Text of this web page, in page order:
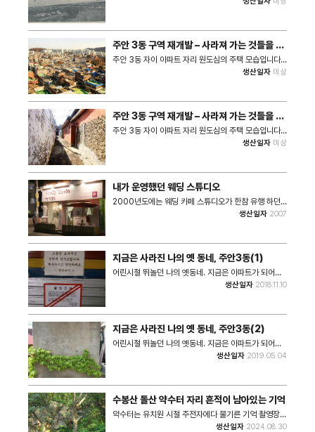
었으며, 1919년에 본 기록 속 모습과 유사한 형태의 대
규모 염전지역이 완성되었다.
주안 3동 구역 재개발 – 사라져 가는 것들을 기
록하다(4)
주안 3동 자이 아파트 자리 원도심의 주택 모습입니다.
촬영장소: 주안 3동 일대 촬영일자: 2017년부터 현재
사진입니다.
생산일자 미상
주안 3동 구역 재개발 – 사라져 가는 것들을 기
록하다(3)
주안 3동 자이 아파트 자리 원도심의 주택 모습입니다.
촬영장소: 주안 3동 일대 촬영일자: 2017년부터 현재
사진입니다.
생산일자 미상
내가 운영했던 웨딩 스튜디오
2000년도에는 웨딩 카페 스튜디오가 한참 유행 하던
시기였다. 그 당시 저렴 한 금액으로 드레스 입고 친구들
719번길 9 촬영일자: 2007년 사진장수: 1장 #. 해당
사진은 2024 특성화사업 기록물 수진 공모전 <사라져
가는 것들>을 통해 수집된 사진입니다.
생산일자 2007
지금은 사라진 나의 옛 동네, 주안3동(1)
어린시절 뛰놀던 나의 옛동네. 지금은 아파트가 되어버
렸지만 처음 옆집 친구도 사귀고... 사춘기때는 집이 싫
하고... 그땐 그렇게 싫던 이 동네가 갈수 없으니 더 애틋
하다... 촬영장소: 현 주안파크자이 촬영일자: 2018년
11월 10일 사진장수: 2장 #. 해당 사진은 2024 특성화
사업 기록물 수진 공모전 <사라져 가는 것들>을 통해
생산일자 2018.11.10
지금은 사라진 나의 옛 동네, 주안3동(2)
어린시절 뛰놀던 나의 옛동네. 지금은 아파트가 되어버
렸지만 처음 옆집 친구도 사귀고... 사춘기때는 집이 싫
하고... 그땐 그렇게 싫던 이 동네가 갈수 없으니 더 애틋
하다... 촬영장소: 현 주안파크자이 촬영일자: 2019년
5월 4일 사진장수: 6장 #. 해당 사진은 2024 특성화
사업 기록물 수진 공모전 <사라져 가는 것들>을 통해
생산일자 2019.05.04
수봉산 돌산 약수터 자리 흔적이 남아있는 기억
약수터는 유치원 시절 주전자에다 물기른 기억 촬영장
소: 주안 4동 지금은 사라진 수봉산 돌산 약수터 촬영일
생산일자 2024.08.30